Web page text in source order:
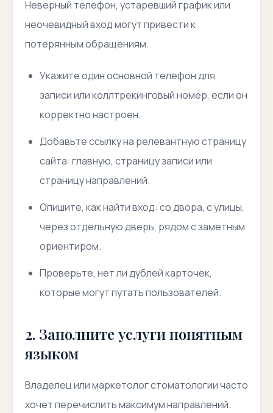
Неверный телефон, устаревший график или
неочевидный вход могут привести к
потерянным обращениям.
Укажите один основной телефон для
записи или коллтрекинговый номер, если он
корректно настроен.
Добавьте ссылку на релевантную страницу
сайта: главную, страницу записи или
страницу направлений.
Опишите, как найти вход: со двора, с улицы,
через отдельную дверь, рядом с заметным
ориентиром.
Проверьте, нет ли дублей карточек,
которые могут путать пользователей.
2. Заполните услуги понятным
языком
Владелец или маркетолог стоматологии часто
хочет перечислить максимум направлений.